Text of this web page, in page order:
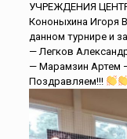
УЧРЕЖДЕНИЯ
Кононыхина Игоря
данном турнире и
— Легков
— Марамзин Артем
Поздравляем!!!